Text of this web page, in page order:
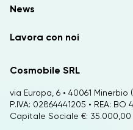
Cosmobile SRL
via Europa, 6 • 40061 Minerbio
P.IVA: 02864441205 • REA: BO
Capitale Sociale €: 35.000,00
News
Lavora con noi